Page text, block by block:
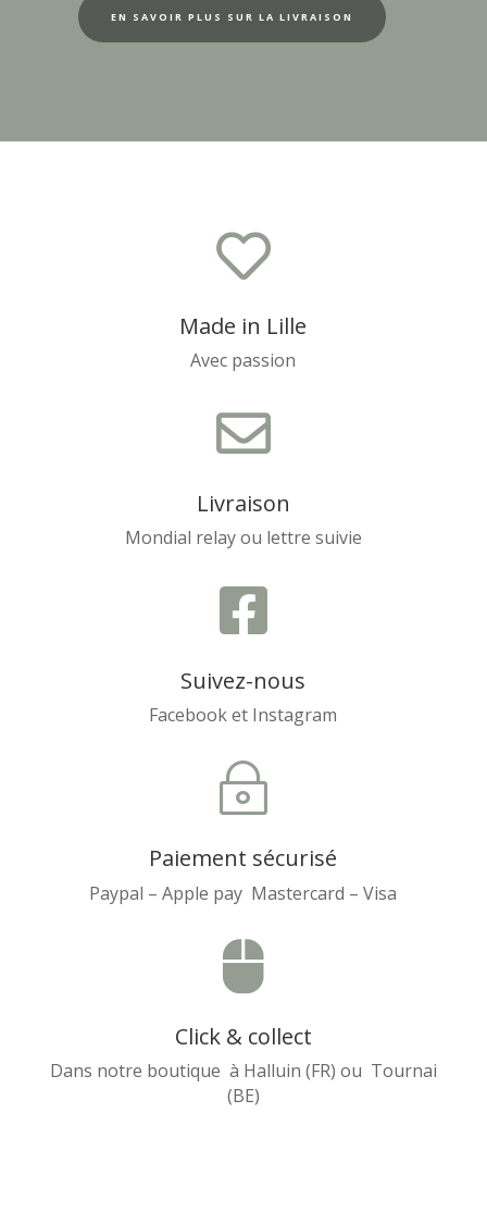
EN SAVOIR PLUS SUR LA LIVRAISON

Made in Lille
Avec passion

Livraison
Mondial relay ou lettre suivie

Suivez-nous
Facebook et Instagram
~
Paiement sécurisé
Paypal – Apple pay Mastercard – Visa

Click & collect
Dans notre boutique à Halluin (FR) ou Tournai
(BE)